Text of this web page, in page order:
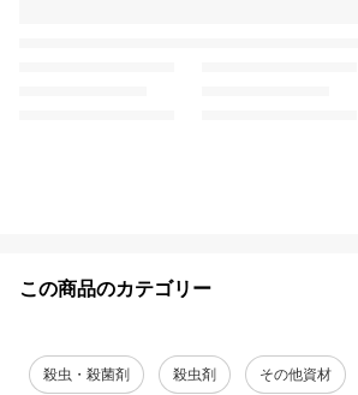
この商品のカテゴリー
殺虫・殺菌剤 殺虫剤 その他資材